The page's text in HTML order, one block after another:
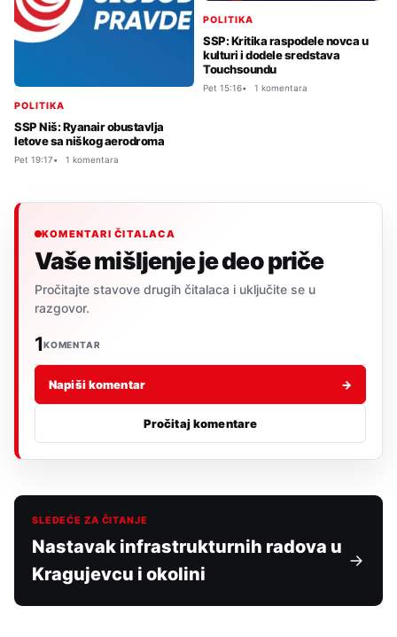
POLITIKA
SSP Niš: Ryanair obustavlja
letove sa niškog aerodroma
Pet 19:17 1 komentara
POLITIKA
SSP: Kritika raspodele novca u
kulturi i dodele sredstava
Touchsoundu
Pet 15:16 1 komentara
KOMENTARI ČITALACA
Vaše mišljenje je deo priče
Pročitajte stavove drugih čitalaca i uključite se u
razgovor.
1KOMENTAR
Napiši komentar →
Pročitaj komentare
SLEDEĆE ZA ČITANJE
Nastavak infrastrukturnih radova u
Kragujevcu i okolini